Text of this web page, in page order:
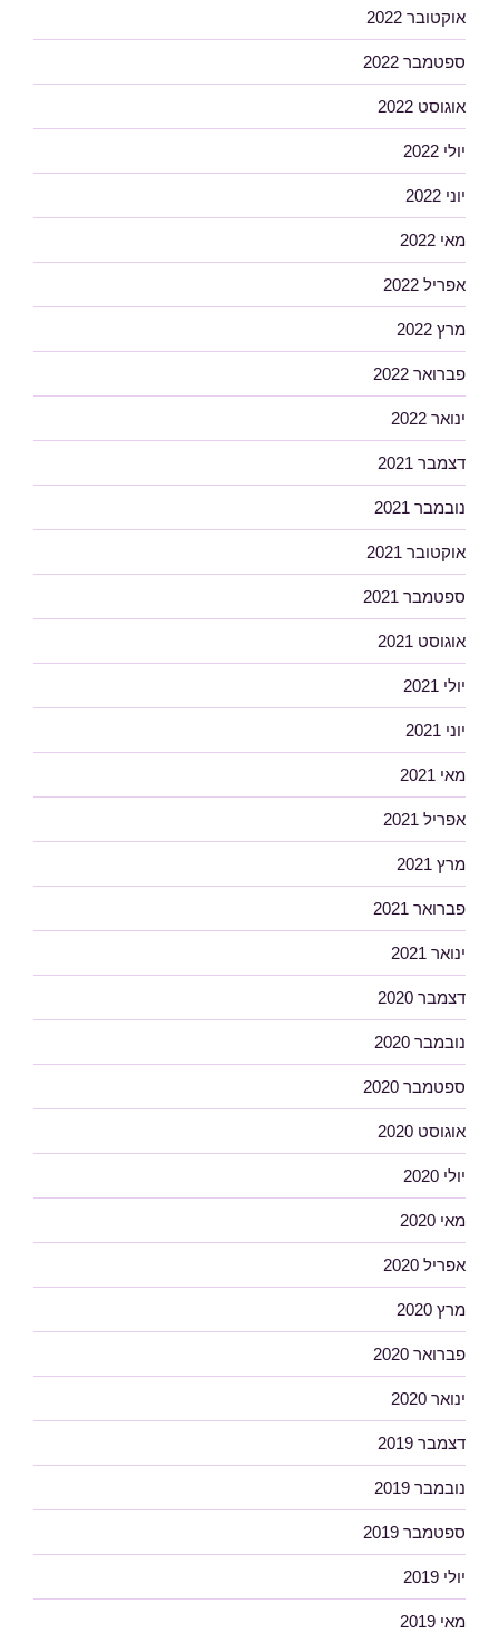
אוקטובר 2022
ספטמבר 2022
אוגוסט 2022
יולי 2022
יוני 2022
מאי 2022
אפריל 2022
מרץ 2022
פברואר 2022
ינואר 2022
דצמבר 2021
נובמבר 2021
אוקטובר 2021
ספטמבר 2021
אוגוסט 2021
יולי 2021
יוני 2021
מאי 2021
אפריל 2021
מרץ 2021
פברואר 2021
ינואר 2021
דצמבר 2020
נובמבר 2020
ספטמבר 2020
אוגוסט 2020
יולי 2020
מאי 2020
אפריל 2020
מרץ 2020
פברואר 2020
ינואר 2020
דצמבר 2019
נובמבר 2019
ספטמבר 2019
יולי 2019
מאי 2019